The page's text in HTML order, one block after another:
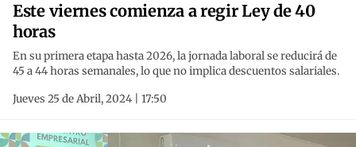
Este viernes comienza a regir Ley de 40
horas
En su primera etapa hasta 2026, la jornada laboral se reducirá de
45 a 44 horas semanales, lo que no implica descuentos salariales.
Jueves 25 de Abril, 2024 | 17:50